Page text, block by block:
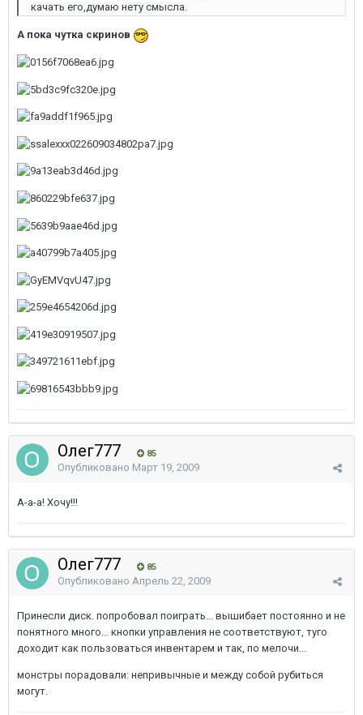
качать его,думаю нету смысла.
А пока чутка скринов
Олег777 85
Опубликовано Март 19, 2009
А-а-а! Хочу!!!
Олег777 85
Опубликовано Апрель 22, 2009
Принесли диск. попробовал поиграть... вышибает постоянно и не
понятного много... кнопки управления не соответствуют, туго
доходит как пользоваться инвентарем и так, по мелочи...
монстры порадовали: непривычные и между собой рубиться
могут.